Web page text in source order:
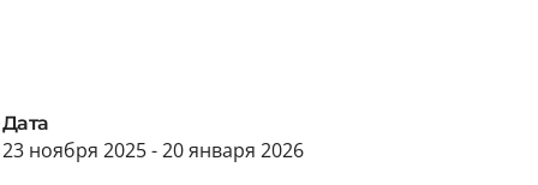
Дата
23 ноября 2025 - 20 января 2026